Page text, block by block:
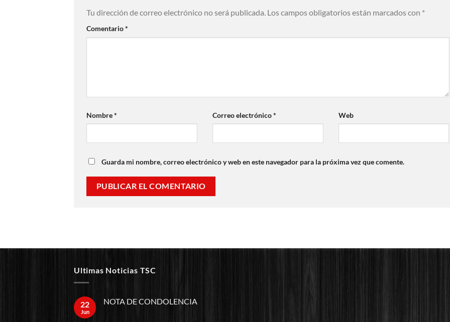
Tu dirección de correo electrónico no será publicada. Los campos obligatorios están marcados con *
Comentario*
Nombre* Correo electrónico* Web
Guarda mi nombre, correo electrónico y web en este navegador para la próxima vez que comente.
Ultimas Noticias TSC
22
Jun
NOTA DE CONDOLENCIA